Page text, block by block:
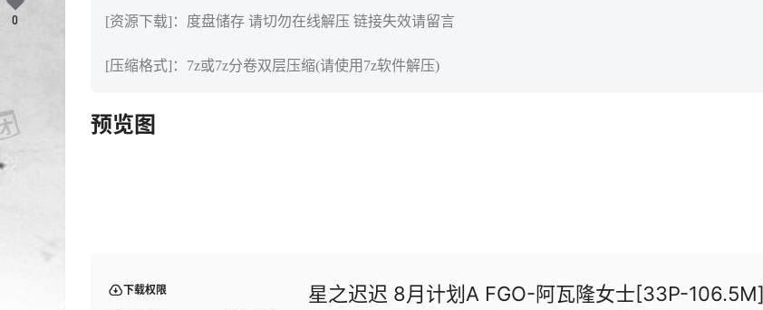
[资源下载]：度盘储存 请切勿在线解压 链接失效请留言
[压缩格式]：7z或7z分卷双层压缩(请使用7z软件解压)
预览图
下载权限 星之迟迟 8月计划A FGO-阿瓦隆女士[33P-106.5M]
0